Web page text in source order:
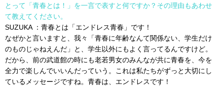
とって「青春とは！」を一言で表すと何ですか？その理由もあわせ
て教えてください。
SUZUKA ：青春とは「エンドレス青春」です！
なぜかと言いますと、我々「青春に年齢なんて関係ない、学生だけ
のものじゃねえんだ」と、学生以外にもよく言ってるんですけど。
だから、前の武道館の時にも老若男女のみんなが共に青春を、今を
全力で楽しんでいいんだっていう。これは私たちがずっと大切にし
ているメッセージですね。青春は、エンドレスです！